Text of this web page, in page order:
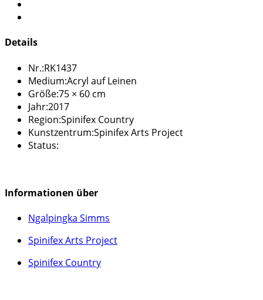
Details
Nr.:RK1437
Medium:Acryl auf Leinen
Größe:75 × 60 cm
Jahr:2017
Region:Spinifex Country
Kunstzentrum:Spinifex Arts Project
Status:
Informationen über
Ngalpingka Simms
Spinifex Arts Project
Spinifex Country